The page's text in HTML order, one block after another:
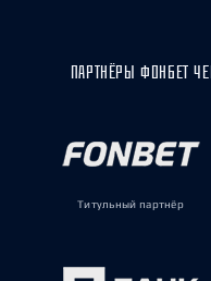
ПАРТНЁРЫ ФОНБЕТ
Титульный партнёр